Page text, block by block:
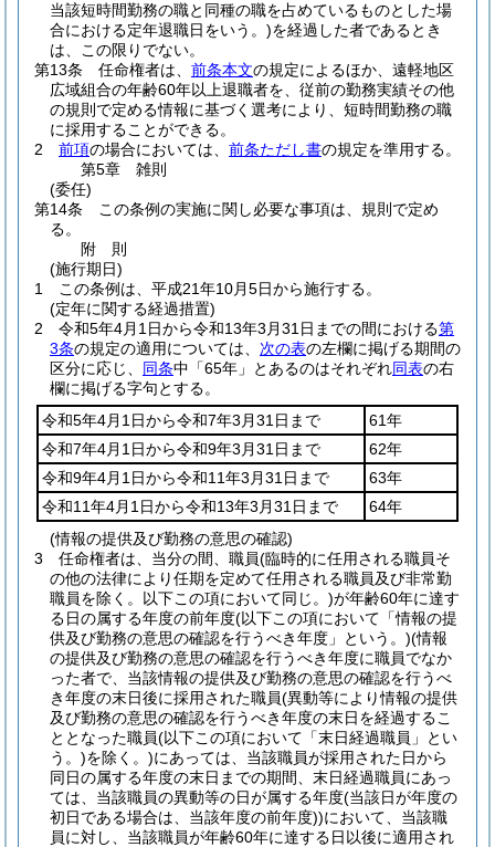
当該短時間勤務の職と同種の職を占めているものとした場
合における定年退職日をいう。)を経過した者であるとき
は、この限りでない。
第13条
任命権者は、 前条本文の規定によるほか、遠軽地区
広域組合の年齢60年以上退職者を、従前の勤務実績その他
の規則で定める情報に基づく選考により、短時間勤務の職
に採用することができる。
2
前項の場合においては、 前条ただし書の規定を準用する。
第5章
雑則
(委任)
第14条
この条例の実施に関し必要な事項は、規則で定め
る。
附 則
(施行期日)
1
この条例は、平成21年10月5日から施行する。
(定年に関する経過措置)
2
令和5年4月1日から令和13年3月31日までの間における第
3条の規定の適用については、 次の表の左欄に掲げる期間の
区分に応じ、 同条中「65年」とあるのはそれぞれ同表の右
欄に掲げる字句とする。
令和5年4月1日から令和7年3月31日まで
61年
令和7年4月1日から令和9年3月31日まで
62年
令和9年4月1日から令和11年3月31日まで
63年
令和11年4月1日から令和13年3月31日まで
64年
(情報の提供及び勤務の意思の確認)
3
任命権者は、当分の間、職員(臨時的に任用される職員そ
の他の法律により任期を定めて任用される職員及び非常勤
職員を除く。以下この項において同じ。)が年齢60年に達す
る日の属する年度の前年度(以下この項において「情報の提
供及び勤務の意思の確認を行うべき年度」という。)(情報
の提供及び勤務の意思の確認を行うべき年度に職員でなか
った者で、当該情報の提供及び勤務の意思の確認を行うべ
き年度の末日後に採用された職員(異動等により情報の提供
及び勤務の意思の確認を行うべき年度の末日を経過するこ
ととなった職員(以下この項において「末日経過職員」とい
う。)を除く。)にあっては、当該職員が採用された日から
同日の属する年度の末日までの期間、末日経過職員にあっ
ては、当該職員の異動等の日が属する年度(当該日が年度の
初日である場合は、当該年度の前年度))において、当該職
員に対し、当該職員が年齢60年に達する日以後に適用され